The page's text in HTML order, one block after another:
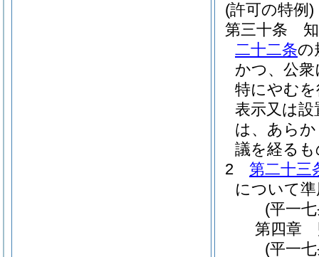
(許可の特例)
第三十条
二十二条の
かつ、公
特にやむ
表示又は
は、あら
議を経る
2
第二十三
について
(平一
第四章
(平一